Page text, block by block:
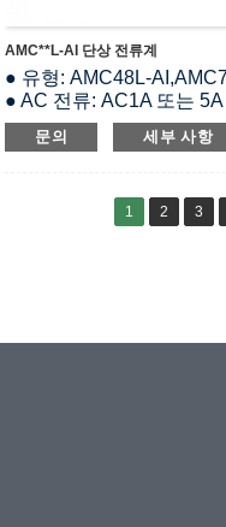
AMC**L-AI 단상 전류계
● 유형: AMC48L-
● AC 전류: AC1A 또는 5A
● 프로그래밍 가능한
● 옵션 기능: 알람, 아날로
문의 세부 사항
1 2 3